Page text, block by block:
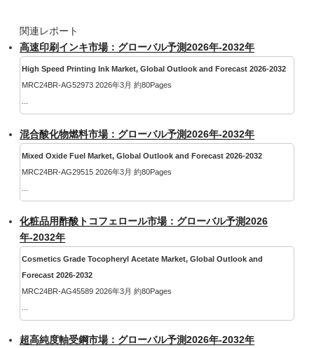
関連レポート
高速印刷インキ市場：グローバル予測2026年-2032年
High Speed Printing Ink Market, Global Outlook and Forecast 2026-2032
MRC24BR-AG52973 2026年3月 約80Pages
混合酸化物燃料市場：グローバル予測2026年-2032年
Mixed Oxide Fuel Market, Global Outlook and Forecast 2026-2032
MRC24BR-AG29515 2026年3月 約80Pages
化粧品用酢酸トコフェロール市場：グローバル予測2026
年-2032年
Cosmetics Grade Tocopheryl Acetate Market, Global Outlook and
Forecast 2026-2032
MRC24BR-AG45589 2026年3月 約80Pages
超高純度軸受鋼市場：グローバル予測2026年-2032年